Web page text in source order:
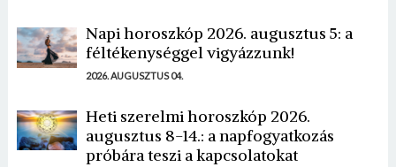
Napi horoszkóp 2026. augusztus 5: a
féltékenységgel vigyázzunk!
2026. AUGUSZTUS 04.
Heti szerelmi horoszkóp 2026.
augusztus 8-14.: a napfogyatkozás
próbára teszi a kapcsolatokat